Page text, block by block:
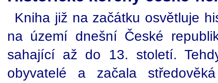
Kniha již na začátku osvětluje
na území dnešní České
sahající až do 13. století.
obyvatelé a začala